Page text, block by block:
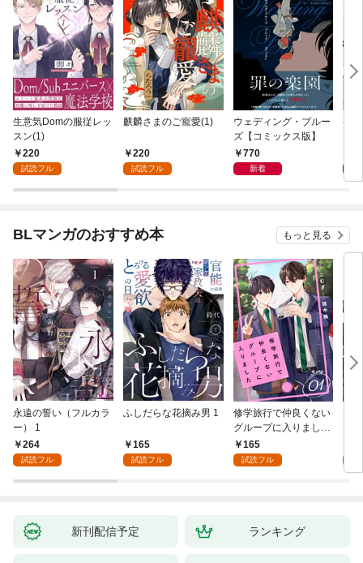
生意気Domの服従レッ
スン(1)
220
試読フル
麒麟さまのご寵愛(1)
220
試読フル
ウェディング・ブルー
ズ【コミックス版】
770
新着
ペ
BLマンガのおすすめ本 もっと見る
永遠の誓い（フルカラ
ー） 1
264
試読フル
ふしだらな花摘み男 1
165
試読フル
修学旅行で仲良くない
グループに入りました
【単話版】1巻
165
試読フル
が
ら
新刊配信予定 ランキング